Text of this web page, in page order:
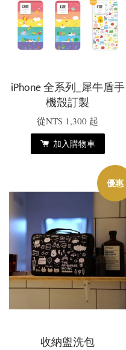
iPhone 全系列_犀牛盾手
機殼訂製
從NT$ 1,300 起
加入購物車
優惠
收納盥洗包